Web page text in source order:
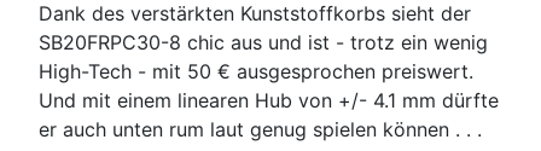
Dank des verstärkten Kunststoffkorbs sieht der
SB20FRPC30-8 chic aus und ist - trotz ein wenig
High-Tech - mit 50 € ausgesprochen preiswert.
Und mit einem linearen Hub von +/- 4.1 mm dürfte
er auch unten rum laut genug spielen können . . .